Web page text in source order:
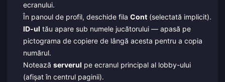
ecranului.
În panoul de profil, deschide fila Cont(selectată implicit).
ID-ul tău apare sub numele jucătorului — apasă pe
pictograma de copiere de lângă acesta pentru a copia
numărul.
Notează serverul pe ecranul principal al lobby-ului
(afișat în centrul paginii).